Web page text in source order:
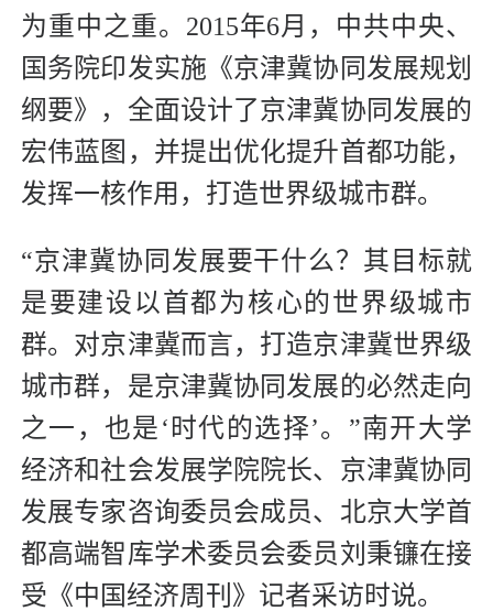
为重中之重。2015年6月，中共中央、
国务院印发实施《京津冀协同发展规划
纲要》，全面设计了京津冀协同发展的
宏伟蓝图，并提出优化提升首都功能，
发挥一核作用，打造世界级城市群。
“京津冀协同发展要干什么？其目标就
是要建设以首都为核心的世界级城市
群。对京津冀而言，打造京津冀世界级
城市群，是京津冀协同发展的必然走向
之一，也是‘时代的选择’。”南开大学
经济和社会发展学院院长、京津冀协同
发展专家咨询委员会成员、北京大学首
都高端智库学术委员会委员刘秉镰在接
受《中国经济周刊》记者采访时说。